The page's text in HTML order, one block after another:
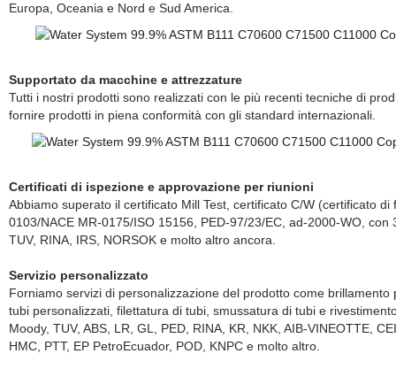
Europa, Oceania e Nord e Sud America.
Supportato da macchine e attrezzature
Tutti i nostri prodotti sono realizzati con le più recenti tecniche di
fornire prodotti in piena conformità con gli standard internazionali.
Certificati di ispezione e approvazione per riunioni
Abbiamo superato il certificato Mill Test, certificato C/W (certificato
0103/NACE MR-0175/ISO 15156, PED-97/23/EC, ad-2000-WO,
TUV, RINA, IRS, NORSOK e molto altro ancora.
Servizio personalizzato
Forniamo servizi di personalizzazione del prodotto come
tubi personalizzati, filettatura di tubi, smussatura di tubi e
Moody, TUV, ABS, LR, GL, PED, RINA, KR, NKK, AIB-VINEOTTE,
HMC, PTT, EP PetroEcuador, POD, KNPC e molto altro.